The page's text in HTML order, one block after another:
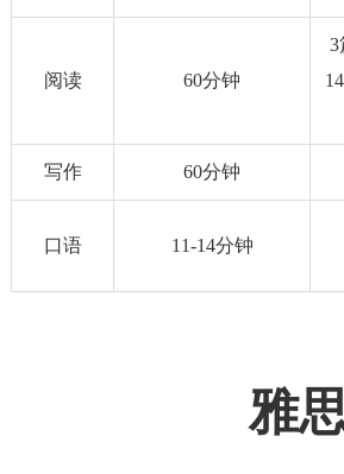
阅读 60分钟
3
写作 60分钟
口语 11-14分钟
雅